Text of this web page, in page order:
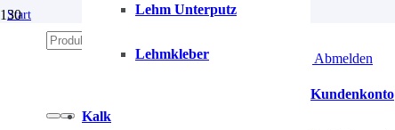
Anmelden | Abmelden
Lehm Unterputz
Lehmkleber
Kalk
Kundenkonto
Start